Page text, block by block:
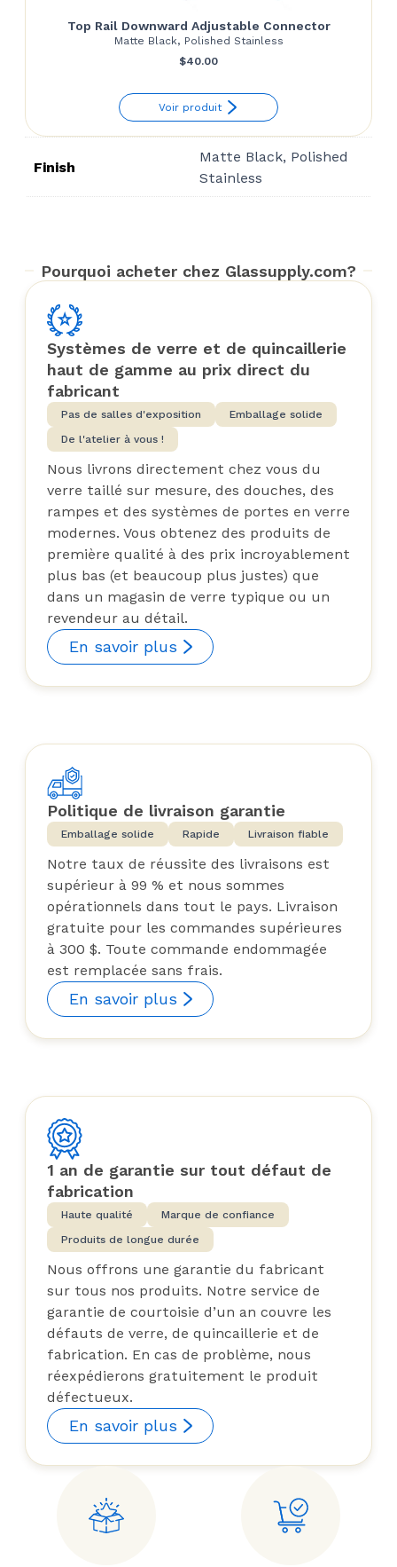
Top Rail Downward Adjustable Connector
Matte Black, Polished Stainless
$40.00
Voir produit
Finish
Matte Black, Polished
Stainless
Pourquoi acheter chez Glassupply.com?
Systèmes de verre et de quincaillerie
haut de gamme au prix direct du
fabricant
Pas de salles d'exposition
Emballage solide
De l'atelier à vous !
Nous livrons directement chez vous du
verre taillé sur mesure, des douches, des
rampes et des systèmes de portes en verre
modernes. Vous obtenez des produits de
première qualité à des prix incroyablement
plus bas (et beaucoup plus justes) que
dans un magasin de verre typique ou un
revendeur au détail.
En savoir plus
Politique de livraison garantie
Emballage solide Rapide Livraison fiable
Notre taux de réussite des livraisons est
supérieur à 99 % et nous sommes
opérationnels dans tout le pays. Livraison
gratuite pour les commandes supérieures
à 300 $. Toute commande endommagée
est remplacée sans frais.
En savoir plus
1 an de garantie sur tout défaut de
fabrication
Haute qualité
Marque de confiance
Produits de longue durée
Nous offrons une garantie du fabricant
sur tous nos produits. Notre service de
garantie de courtoisie d’un an couvre les
défauts de verre, de quincaillerie et de
fabrication. En cas de problème, nous
réexpédierons gratuitement le produit
défectueux.
En savoir plus